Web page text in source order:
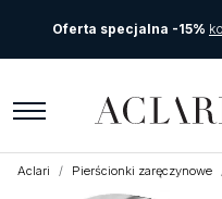
Oferta specjalna -15%
Aclari Pierścionki zaręczynowe